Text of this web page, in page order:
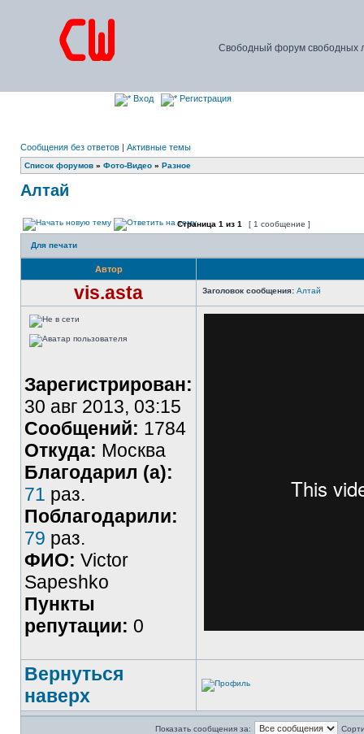
Свободный форум свободных
Вход Регистрация
Сообщения без ответов | Активные темы
Список форумов » Фото-Видео » Разное
Алтай
Страница 1 из 1 [ 1 сообщение ]
Для печати
Автор
vis.asta Заголовок сообщения: Алтай
Зарегистрирован:
30 авг 2013, 03:15
Сообщений: 1784
Откуда: Москва
Благодарил (а):
71 раз.
Поблагодарили:
79 раз.
ФИО: Victor
Sapeshko
Пункты
репутации: 0
Вернуться
наверх
Показать сообщения за: